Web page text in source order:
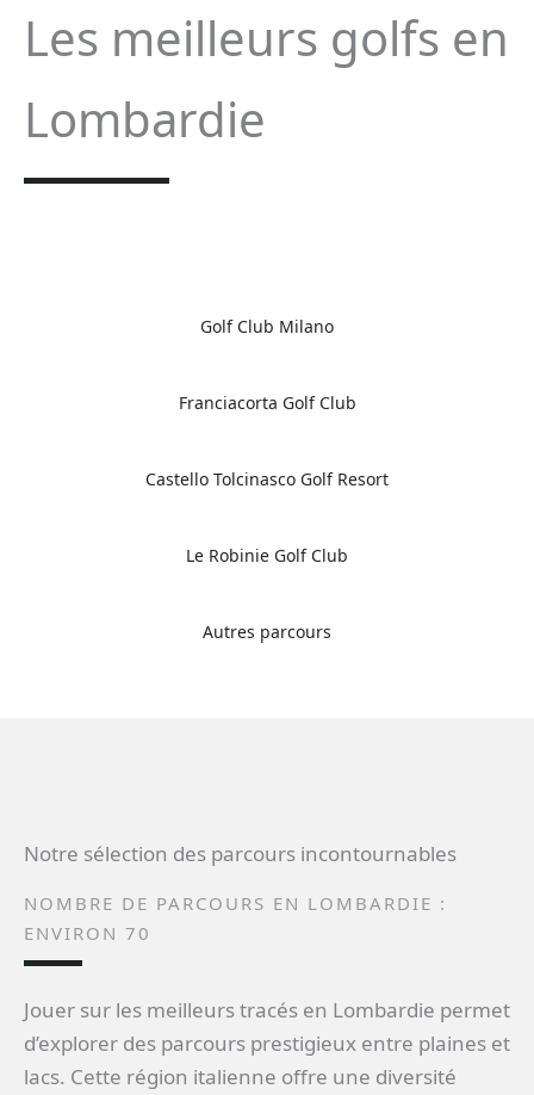
Les meilleurs golfs en
Lombardie
Golf Club Milano
Franciacorta Golf Club
Castello Tolcinasco Golf Resort
Le Robinie Golf Club
Autres parcours
Notre sélection des parcours incontournables
NOMBRE DE PARCOURS EN LOMBARDIE :
ENVIRON 70
Jouer sur les meilleurs tracés en Lombardie permet
d’explorer des parcours prestigieux entre plaines et
lacs. Cette région italienne offre une diversité